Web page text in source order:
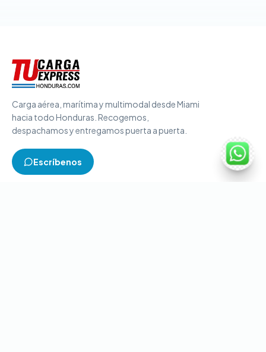
Carga aérea, marítima y multimodal desde Miami
hacia todo Honduras. Recogemos,
despachamos y entregamos puerta a puerta.
Escríbenos